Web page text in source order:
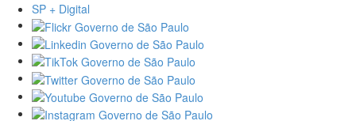
SP + Digital